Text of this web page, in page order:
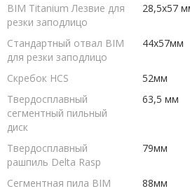
BIM Titanium Лезвие для
резки заподлицо
28,5x57
Стандартный отвал BIM
для резки заподлицо
44x57мм
Скребок HCS
52мм
Твердосплавный
сегментный пильный
диск
63,5 мм
Твердосплавный
рашпиль Delta Rasp
79мм
Сегментная пила BIM
88мм